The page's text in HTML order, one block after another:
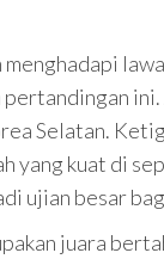
menghadapi
pertandingan
Selatan.
yang kuat di
ujian besar
juara